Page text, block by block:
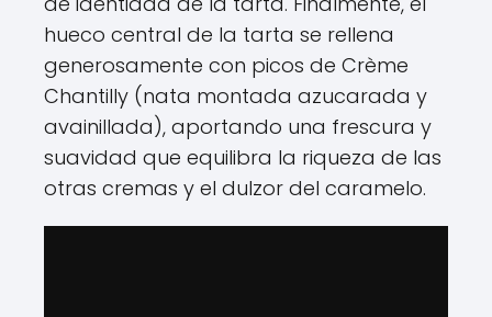
hueco central de la tarta se rellena
generosamente con picos de Crème
Chantilly (nata montada azucarada y
avainillada), aportando una frescura y
suavidad que equilibra la riqueza de las
otras cremas y el dulzor del caramelo.